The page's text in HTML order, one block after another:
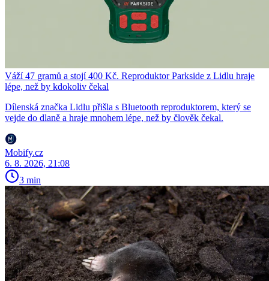
Váží 47 gramů a stojí 400 Kč. Reproduktor Parkside z Lidlu hraje
lépe, než by kdokoliv čekal
Dílenská značka Lidlu přišla s Bluetooth reproduktorem, který se
vejde do dlaně a hraje mnohem lépe, než by člověk čekal.
Mobify.cz
6. 8. 2026, 21:08
3 min